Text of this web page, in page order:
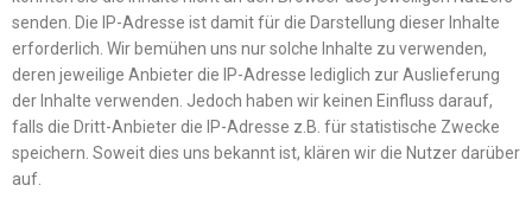
senden. Die IP-Adresse ist damit für die Darstellung dieser Inhalte
erforderlich. Wir bemühen uns nur solche Inhalte zu verwenden,
deren jeweilige Anbieter die IP-Adresse lediglich zur Auslieferung
der Inhalte verwenden. Jedoch haben wir keinen Einfluss darauf,
falls die Dritt-Anbieter die IP-Adresse z.B. für statistische Zwecke
speichern. Soweit dies uns bekannt ist, klären wir die Nutzer darüber
auf.